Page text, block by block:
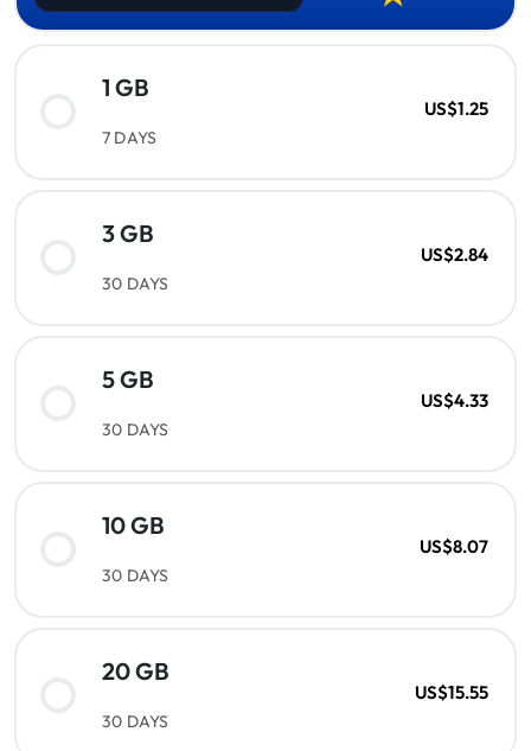
1 GB
7 DAYS
US$1.25
3 GB
30 DAYS
US$2.84
5 GB
30 DAYS
US$4.33
10 GB
30 DAYS
US$8.07
20 GB
30 DAYS
US$15.55